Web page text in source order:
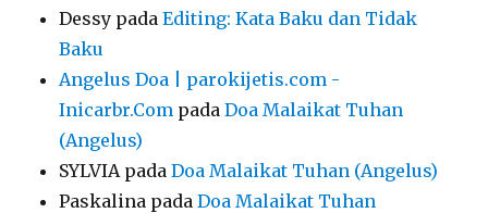
Dessy padaEditing: Kata Baku dan Tidak
Baku
Angelus Doa | parokijetis.com -
Inicarbr.Com padaDoa Malaikat Tuhan
(Angelus)
SYLVIA padaDoa Malaikat Tuhan (Angelus)
Paskalina padaDoa Malaikat Tuhan